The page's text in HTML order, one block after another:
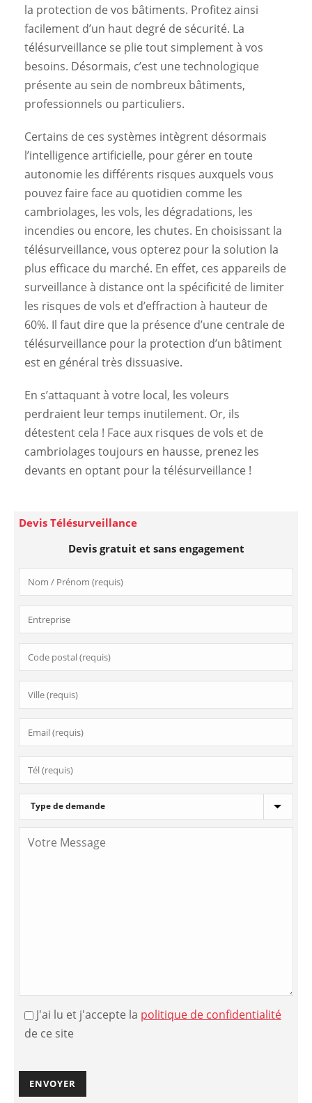
la protection de vos bâtiments. Profitez ainsi
facilement d’un haut degré de sécurité. La
télésurveillance se plie tout simplement à vos
besoins. Désormais, c’est une technologique
présente au sein de nombreux bâtiments,
professionnels ou particuliers.
Certains de ces systèmes intègrent désormais
l’intelligence artificielle, pour gérer en toute
autonomie les différents risques auxquels vous
pouvez faire face au quotidien comme les
cambriolages, les vols, les dégradations, les
incendies ou encore, les chutes. En choisissant la
télésurveillance, vous opterez pour la solution la
plus efficace du marché. En effet, ces appareils de
surveillance à distance ont la spécificité de limiter
les risques de vols et d’effraction à hauteur de
60%. Il faut dire que la présence d’une centrale de
télésurveillance pour la protection d’un bâtiment
est en général très dissuasive.
En s’attaquant à votre local, les voleurs
perdraient leur temps inutilement. Or, ils
détestent cela ! Face aux risques de vols et de
cambriolages toujours en hausse, prenez les
devants en optant pour la télésurveillance !
Devis Télésurveillance
Devis gratuit et sans engagement
J'ai lu et j'accepte la politique de confidentialité
de ce site